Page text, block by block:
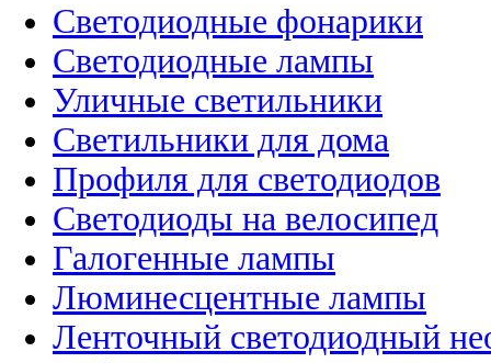
Светодиодные фонарики
Светодиодные лампы
Уличные светильники
Светильники для дома
Профиля для светодиодов
Светодиоды на велосипед
Галогенные лампы
Люминесцентные лампы
Ленточный светодиодный